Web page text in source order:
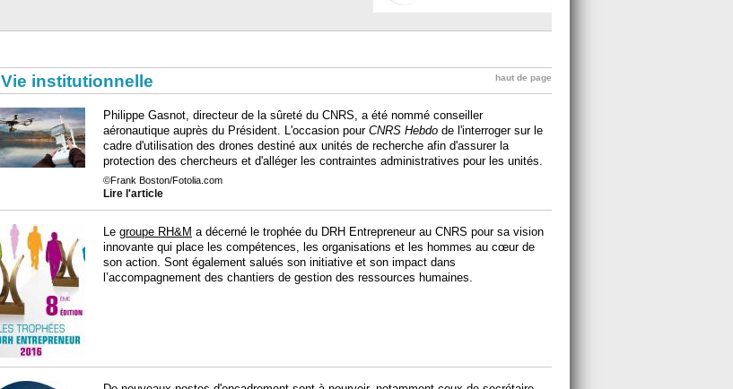
Vie institutionnelle haut de page
Philippe Gasnot, directeur de la sûreté du CNRS, a été nommé conseiller
aéronautique auprès du Président. L'occasion pour CNRS Hebdo de l'interroger sur le
cadre d'utilisation des drones destiné aux unités de recherche afin d'assurer la
protection des chercheurs et d'alléger les contraintes administratives pour les unités.
©Frank Boston/Fotolia.com
Lire l'article
Le groupe RH&M a décerné le trophée du DRH Entrepreneur au CNRS pour sa vision
innovante qui place les compétences, les organisations et les hommes au cœur de
son action. Sont également salués son initiative et son impact dans
l’accompagnement des chantiers de gestion des ressources humaines.